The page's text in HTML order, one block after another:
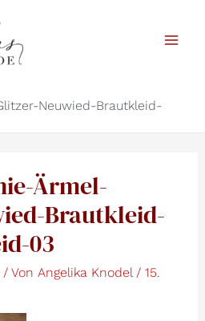
Neuwied-Brautkleid-
Ärmel-
Brautkleid-
03
/ Von Angelika Knodel / 15.